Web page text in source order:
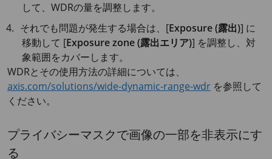
して、WDRの量を調整します。
それでも問題が発生する場合は、[Exposure (露出)] に
移動して [Exposure zone (露出エリア)] を調整し、対
象範囲をカバーします。
WDRとその使用方法の詳細については、
axis.com/solutions/wide-dynamic-range-wdr を参照して
ください。
プライバシーマスクで画像の一部を非表示にす
る